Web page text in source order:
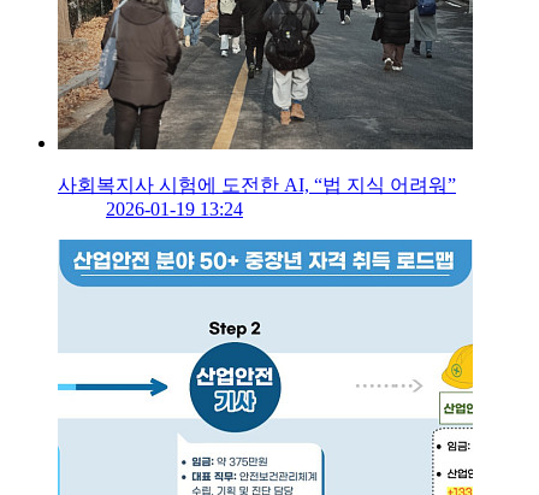
사회복지사 시험에 도전한 AI, “법 지식 어려워”
2026-01-19 13:24